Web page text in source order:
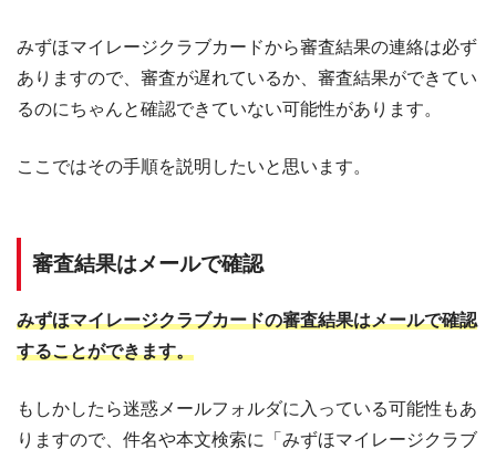
みずほマイレージクラブカードから審査結果の連絡は必ず
ありますので、審査が遅れているか、審査結果ができてい
るのにちゃんと確認できていない可能性があります。
ここではその手順を説明したいと思います。
審査結果はメールで確認
みずほマイレージクラブカードの審査結果はメールで確認
することができます。
もしかしたら迷惑メールフォルダに入っている可能性もあ
りますので、件名や本文検索に「みずほマイレージクラブ